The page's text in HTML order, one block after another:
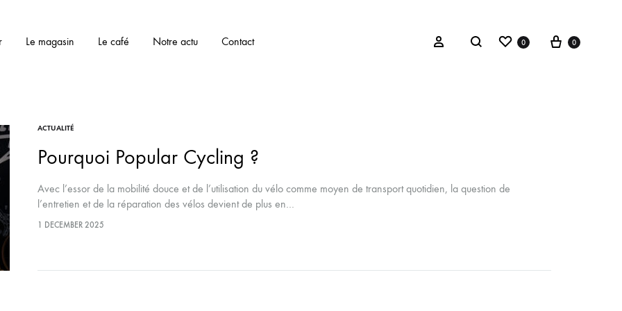
Le magasin Le café Notre actu Contact Sign inSearch Wishlist
0 Cart
0
ACTUALITÉ
Pourquoi Popular Cycling ?
Avec l’essor de la mobilité douce et de l’utilisation du vélo comme moyen de transport quotidien, la question de
l’entretien et de la réparation des vélos devient de plus en…
1 DECEMBER 2025